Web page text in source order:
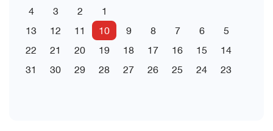
1
2
3
4
5
6
7
8
9
10
11
12
13
14
15
16
17
18
19
20
21
22
23
24
25
26
27
28
29
30
31